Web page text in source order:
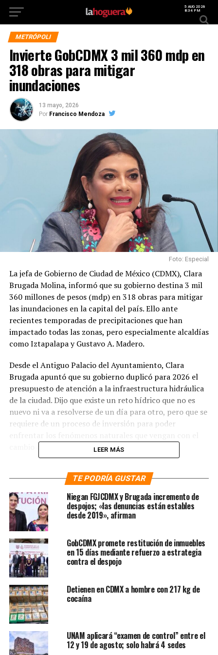
5 AUG 2026
8:34 PM
METRÓPOLI
Invierte GobCDMX 3 mil 360 mdp en
318 obras para mitigar
inundaciones
13 mayo, 2026
Por Francisco Mendoza
Foto: Especial
La jefa de Gobierno de Ciudad de México (CDMX), Clara
Brugada Molina, informó que su gobierno destina 3 mil
360 millones de pesos (mdp) en 318 obras para mitigar
las inundaciones en la capital del país. Ello ante
recientes temporadas de precipitaciones que han
impactado todas las zonas, pero especialmente alcaldías
como Iztapalapa y Gustavo A. Madero.
Desde el Antiguo Palacio del Ayuntamiento, Clara
Brugada apuntó que su gobierno duplicó para 2026 el
presupuesto de atención a la infraestructura hidráulica
de la ciudad. Dijo que existe un reto hídrico que no es
nuevo ni va a resolverse de un día para otro, pero que se
requiere de un proceso de inversión para poder
obras de drenaje, enfocadas a mitigar y prevenir
inundaciones registradas el año pasado […] Algunas
terminarán antes de la lluvia, pero otras no porque son
muy grandes”, mencionó la mandataria capitalina.
Entre la nueva infraestructura destacó el vaso regulador
metropolitano “El Salado”, a dónde será conducida el
agua pluvial del oriente capitalino y algunos territorios
mexiquenses como Los Reyes La Paz. Explicó que esta
infraestructura pluvial lleva un avance de 95% y expresó
su deseo de acudir a la zona de instalación para verificar
su funcionamiento.
Te puede interesar:«Durante el
Mundial vamos a tener lluvias
LEER MÁS
TE PODRÍA GUSTAR
Niegan FGJCDMX y Brugada incremento de
despojos; «las denuncias están estables
desde 2019», afirman
GobCDMX promete restitución de inmuebles
en 15 días mediante refuerzo a estrategia
contra el despojo
Detienen en CDMX a hombre con 217 kg de
cocaína
UNAM aplicará “examen de control” entre el
12 y 19 de agosto; solo habrá 4 sedes